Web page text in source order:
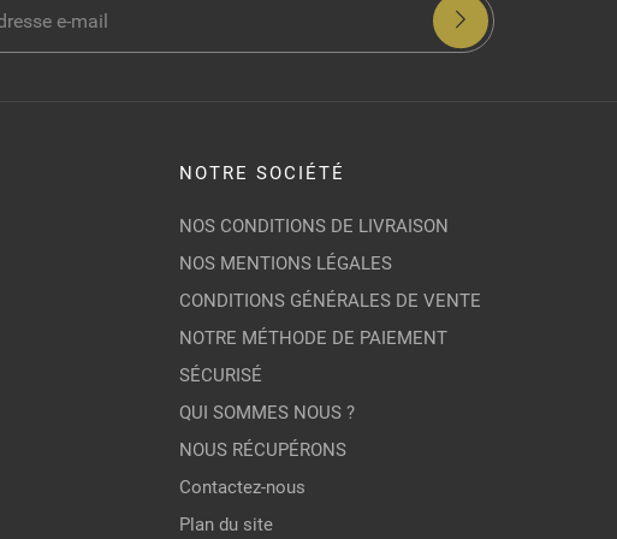
NOTRE SOCIÉTÉ
NOS CONDITIONS DE LIVRAISON
NOS MENTIONS LÉGALES
CONDITIONS GÉNÉRALES DE VENTE
NOTRE MÉTHODE DE PAIEMENT
SÉCURISÉ
QUI SOMMES NOUS ?
NOUS RÉCUPÉRONS
Contactez-nous
Plan du site